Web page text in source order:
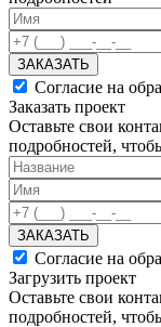
ЗАКАЗАТЬ
Согласие на
Заказать проект
Оставьте свои
подробностей,
ЗАКАЗАТЬ
Согласие на
Загрузить проект
Оставьте свои
подробностей,